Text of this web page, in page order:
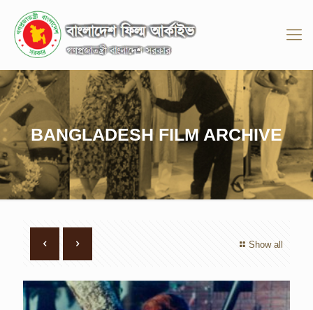
BANGLADESH FILM ARCHIVE
Show all